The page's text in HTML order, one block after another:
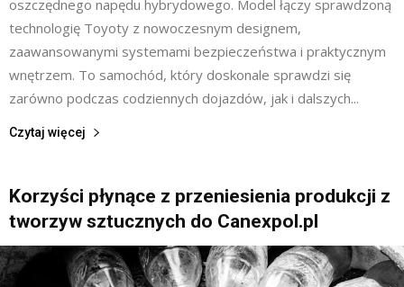
oszczędnego napędu hybrydowego. Model łączy sprawdzoną
technologię Toyoty z nowoczesnym designem,
zaawansowanymi systemami bezpieczeństwa i praktycznym
wnętrzem. To samochód, który doskonale sprawdzi się
zarówno podczas codziennych dojazdów, jak i dalszych...
Czytaj więcej
Korzyści płynące z przeniesienia produkcji z
tworzyw sztucznych do Canexpol.pl